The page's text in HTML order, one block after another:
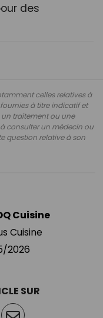
des
celles relatives à
à titre indicatif et
traitement ou une
consulter un médecin ou
question relative à son
Cuisine
Cuisine
2026
SUR